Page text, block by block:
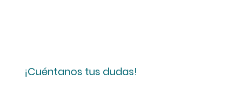
¡Cuéntanos tus dudas!